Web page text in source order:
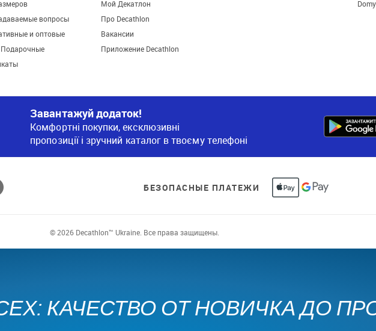
вопросы
и оптовые
Мой Декатлон
Про Decathlon
Вакансии
Приложение Decathlon
Завантажуй додаток!
Комфортні покупки, ексклюзивні
пропозиції і зручний каталог в твоєму телефоні
БЕЗОПАСНЫЕ ПЛАТЕЖИ
© 2026 Decathlon™ Ukraine. Все права защищены.
КАЧЕСТВО ОТ НОВИЧКА ДО